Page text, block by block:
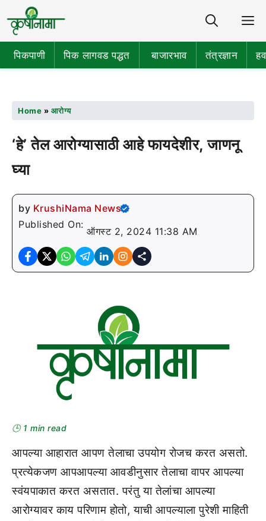
पिकपाणी पिक लागवड पद्धत बाजारभाव तंत्रज्ञान
Home » आरोग्य
‘हे’ तेल आरोग्यासाठी आहे फायदेशीर, जाणनू
घ्या
by KrushiNama News
Published On:
ऑगस्ट 2, 2024 11:38 AM
🕒 1 min read
आपल्या आहारात आपण तेलाचा उपयोग रोजच करत असतो.
प्रत्येकजण आपआपल्या आवडीनुसार तेलाचा वापर आपल्या
स्वंयपाकात करत असतात. परंतु या तेलांचा आपल्या
आरोग्यावर काय परिणाम होतो, याची आपल्याला पुरेशी माहिती